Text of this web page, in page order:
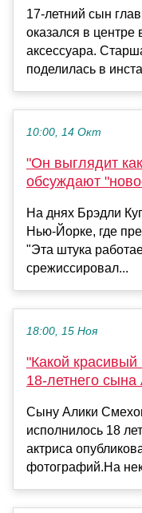
17-летний сын
оказался в центре
аксессуара.
поделилась в
10:00, 14 Окт
"Он выглядит
обсуждают
На днях Брэдли
Нью-Йорке, где
"Эта штука
срежиссировал...
18:00, 15 Ноя
"Какой
18-летнего
Сыну Алики
исполнилось 18
актриса
фотографий.На